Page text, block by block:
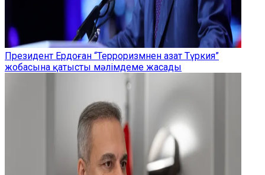
Президент Ердоған “Терроризмнен азат Түркия”
жобасына қатысты мәлімдеме жасады